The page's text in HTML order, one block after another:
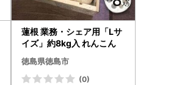
蓮根 業務・シェア用「Lサ
イズ」約8kg入 れんこん
徳島県徳島市
(0)